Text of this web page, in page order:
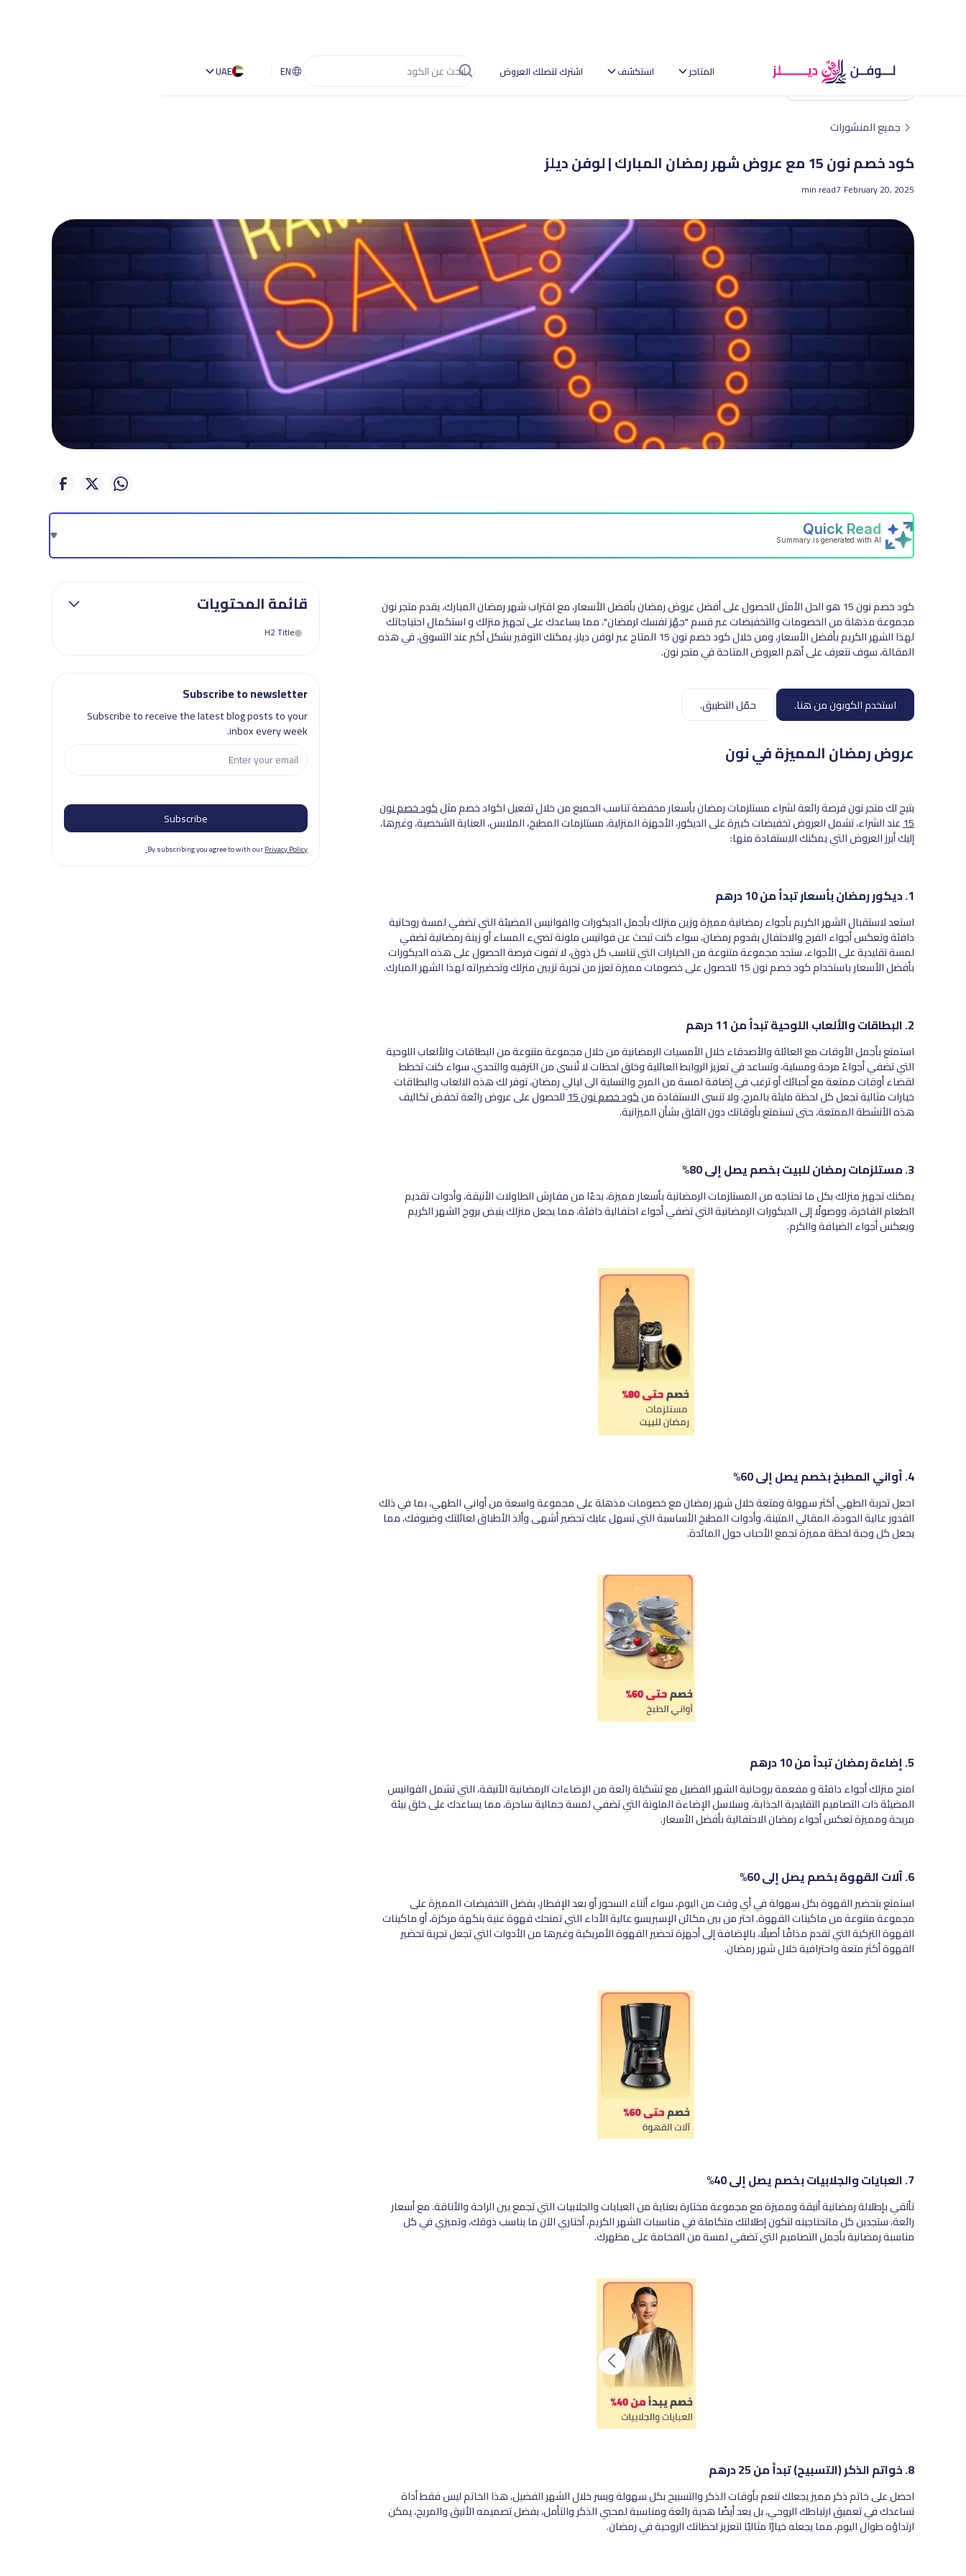
المتاجر استكشف اشترك لتصلك العروض EN
UAE
العودة إلى الصفحة الرئيسية
جميع المنشورات
كود خصم نون 15 مع عروض شهر رمضان المبارك | لوفن ديلز
February 20, 2025
7
min read
كود خصم نون 15 هو الحل الأمثل للحصول على أفضل عروض رمضان بأفضل الأسعار، مع اقتراب شهر رمضان المبارك، يقدم متجر نون
مجموعة مذهلة من الخصومات والتخفيضات عبر قسم "جهّز نفسك لرمضان"، مما يساعدك على تجهيز منزلك و استكمال احتياجاتك
لهذا الشهر الكريم بأفضل الأسعار، ومن خلال كود خصم نون 15 المتاح عبر لوفن ديلز، يمكنك التوفير بشكل أكبر عند التسوق، في هذه
المقالة، سوف نتعرف على أهم العروض المتاحة في متجر نون.
استخدم الكوبون من هنا. حمّل التطبيق.
عروض رمضان المميزة في نون
يتيح لك متجر نون فرصة رائعة لشراء مستلزمات رمضان بأسعار مخفضة تناسب الجميع من خلال تفعيل اكواد خصم مثلكود خصم نون
15عند الشراء، تشمل العروض تخفيضات كبيرة على الديكور، الأجهزة المنزلية، مستلزمات المطبخ، الملابس، العناية الشخصية، وغيرها،
إليك أبرز العروض التي يمكنك الاستفادة منها:
1. ديكور رمضان بأسعار تبدأ من 10 درهم
استعد لاستقبال الشهر الكريم بأجواء رمضانية مميزة وزين منزلك بأجمل الديكورات والفوانيس المضيئة التي تضفي لمسة روحانية
دافئة وتعكس أجواء الفرح والاحتفال بقدوم رمضان، سواء كنت تبحث عن فوانيس ملونة تضيء المساء أو زينة رمضانية تضفي
لمسة تقليدية على الأجواء، ستجد مجموعة متنوعة من الخيارات التي تناسب كل ذوق، لا تفوت فرصة الحصول على هذه الديكورات
بأفضل الأسعار باستخدام كود خصم نون 15 للحصول على خصومات مميزة تعزز من تجربة تزيين منزلك وتحضيراته لهذا الشهر المبارك.
2. البطاقات والألعاب اللوحية تبدأ من 11 درهم
استمتع بأجمل الأوقات مع العائلة والأصدقاء خلال الأمسيات الرمضانية من خلال مجموعة متنوعة من البطاقات والألعاب اللوحية
التي تضفي أجواءً مرحة ومسلية، وتساعد في تعزيز الروابط العائلية وخلق لحظات لا تُنسى من الترفيه والتحدي، سواء كنت تخطط
لقضاء أوقات ممتعة مع أحبائك أو ترغب في إضافة لمسة من المرح والتسلية الى ليالي رمضان، توفر لك هذه الالعاب والبطاقات
خيارات مثالية تجعل كل لحظة مليئة بالمرح، ولا تنسى الاستفادة منكود خصم نون 15 للحصول على عروض رائعة تخفض تكاليف
هذه الأنشطة الممتعة، حتى تستمتع بأوقاتك دون القلق بشأن الميزانية.
3. مستلزمات رمضان للبيت بخصم يصل إلى 80%
يمكنك تجهيز منزلك بكل ما تحتاجه من المستلزمات الرمضانية بأسعار مميزة، بدءًا من مفارش الطاولات الأنيقة، وأدوات تقديم
الطعام الفاخرة، ووصولًا إلى الديكورات الرمضانية التي تضفي أجواء احتفالية دافئة، مما يجعل منزلك ينبض بروح الشهر الكريم
ويعكس أجواء الضيافة والكرم.
4. أواني المطبخ بخصم يصل إلى 60%
اجعل تجربة الطهي أكثر سهولة ومتعة خلال شهر رمضان مع خصومات مذهلة على مجموعة واسعة من أواني الطهي، بما في ذلك
القدور عالية الجودة، المقالي المتينة، وأدوات المطبخ الأساسية التي تسهل عليك تحضير أشهى وألذ الأطباق لعائلتك وضيوفك، مما
يجعل كل وجبة لحظة مميزة تجمع الأحباب حول المائدة.
5. إضاءة رمضان تبدأ من 10 درهم
امنح منزلك أجواء دافئة و مفعمة بروحانية الشهر الفضيل مع تشكيلة رائعة من الإضاءات الرمضانية الأنيقة، التي تشمل الفوانيس
المضيئة ذات التصاميم التقليدية الجذابة، وسلاسل الإضاءة الملونة التي تضفي لمسة جمالية ساحرة، مما يساعدك على خلق بيئة
مريحة ومميزة تعكس أجواء رمضان الاحتفالية بأفضل الأسعار.
6. آلات القهوة بخصم يصل إلى 60%
استمتع بتحضير القهوة بكل سهولة في أي وقت من اليوم، سواء أثناء السحور أو بعد الإفطار، بفضل التخفيضات المميزة على
مجموعة متنوعة من ماكينات القهوة. اختر من بين مكائن الإسبريسو عالية الأداء التي تمنحك قهوة غنية بنكهة مركزة، أو ماكينات
القهوة التركية التي تقدم مذاقًا أصيلًا، بالإضافة إلى أجهزة تحضير القهوة الأمريكية وغيرها من الأدوات التي تجعل تجربة تحضير
القهوة أكثر متعة واحترافية خلال شهر رمضان.
7. العبايات والجلابيات بخصم يصل إلى 40%
تألقي بإطلالة رمضانية أنيقة ومميزة مع مجموعة مختارة بعناية من العبايات والجلابيات التي تجمع بين الراحة والأناقة. مع أسعار
رائعة، ستجدين كل ماتحتاجينه لتكون إطلالتك متكاملة في مناسبات الشهر الكريم، أختاري الآن ما يناسب ذوقك، وتميزي في كل
مناسبة رمضانية بأجمل التصاميم التي تضفي لمسة من الفخامة على مظهرك.
8. خواتم الذكر (التسبيح) تبدأ من 25 درهم
احصل على خاتم ذكر مميز يجعلك تنعم بأوقات الذكر والتسبيح بكل سهولة ويسر خلال الشهر الفضيل، هذا الخاتم ليس فقط أداة
تساعدك في تعميق ارتباطك الروحي، بل يعد أيضًا هدية رائعة ومناسبة لمحبي الذكر والتأمل، بفضل تصميمه الأنيق والمريح، يمكن
ارتداؤه طوال اليوم، مما يجعله خيارًا مثاليًا لتعزيز لحظاتك الروحية في رمضان.
قائمة المحتويات
H2 Title
Subscribe to newsletter
Subscribe to receive the latest blog posts to your
inbox every week.
By subscribing you agree to with ourPrivacy Policy.